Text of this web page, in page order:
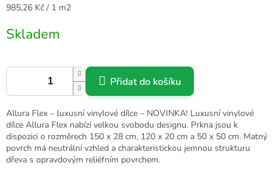
Měrná
985,26 Kč / 1 m2
Skladem
Přidat do košíku
Allura Flex – luxusní vinylové dílce – NOVINKA! Luxusní vinylové
dílce Allura Flex nabízí velkou svobodu designu. Prkna jsou k
dispozici o rozměrech 150 x 28 cm, 120 x 20 cm a 50 x 50 cm. Matný
povrch má neutrální vzhled a charakteristickou jemnou strukturu
dřeva s opravdovým reliéfním povrchem.